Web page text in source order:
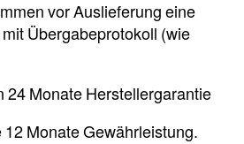
vor Auslieferung eine
Übergabeprotokoll (wie
24 Monate Herstellergarantie
Monate Gewährleistung.